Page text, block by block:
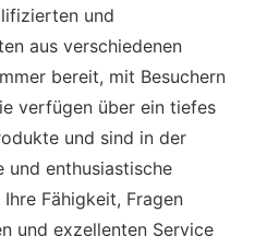
und
aus verschiedenen
bereit, mit Besuchern
verfügen über ein tiefes
und sind in der
und enthusiastische
Fähigkeit, Fragen
und exzellenten Service